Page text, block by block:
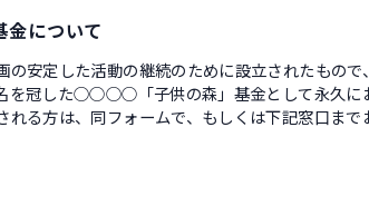
金について
の安定した活動の継続のために設立されたもの
を冠した○○○○「子供の森」基金として永久に
れる方は、同フォームで、もしくは下記窓口まで